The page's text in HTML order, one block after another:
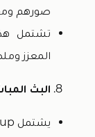
صورهم
تشتمل
المعزز
البث